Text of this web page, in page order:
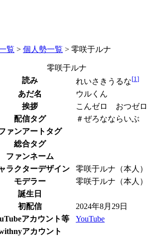
覧 > 個人勢一覧 > 零咲于ルナ
零咲于ルナ
読み
れいさきうるな[1 ]
あだ名
ウルくん
挨拶
こんゼロ おつゼロ
配信タグ
＃ぜろなならいぶ
ァンアートタグ
総合タグ
ファンネーム
ラクターデザイン
零咲于ルナ（本人）
モデラー
零咲于ルナ（本人）
誕生日
初配信
2024年8月29日
アカウント等
YouTube
アカウント